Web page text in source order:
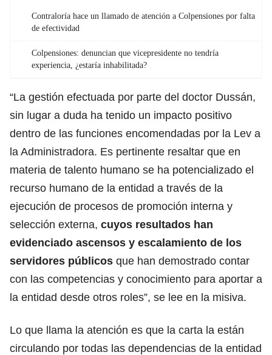
Contraloría hace un llamado de atención a Colpensiones por falta
de efectividad
Colpensiones: denuncian que vicepresidente no tendría
experiencia, ¿estaría inhabilitada?
“La gestión efectuada por parte del doctor Dussán,
sin lugar a duda ha tenido un impacto positivo
dentro de las funciones encomendadas por la Lev a
la Administradora. Es pertinente resaltar que en
materia de talento humano se ha potencializado el
recurso humano de la entidad a través de la
ejecución de procesos de promoción interna y
selección externa, cuyos resultados han
evidenciado ascensos y escalamiento de los
servidores públicos que han demostrado contar
con las competencias y conocimiento para aportar a
la entidad desde otros roles”, se lee en la misiva.
Lo que llama la atención es que la carta la están
circulando por todas las dependencias de la entidad